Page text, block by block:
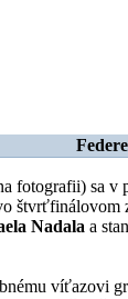
fotografii) sa v
štvrťfinálovom
Nadala a
víťazovi